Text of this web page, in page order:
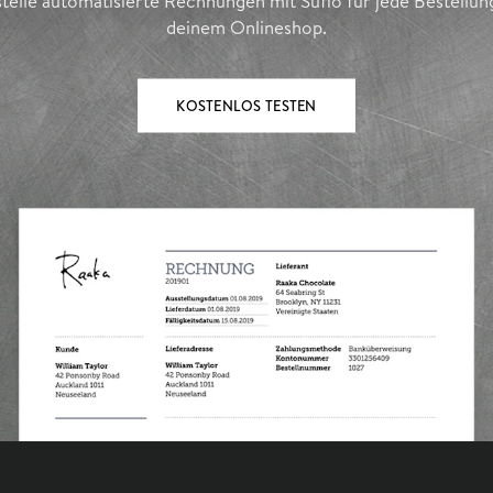
deinem Onlineshop.
KOSTENLOS TESTEN